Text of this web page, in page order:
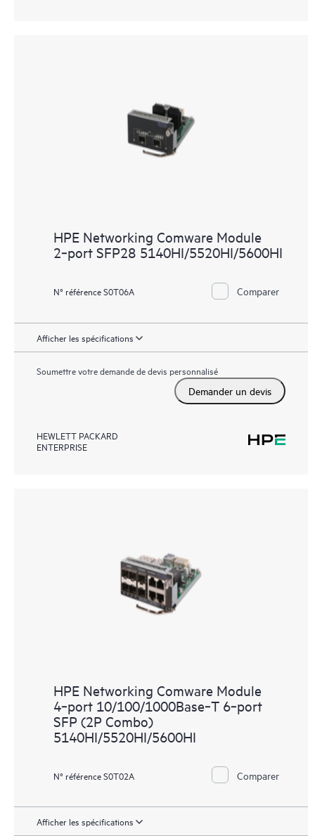
HPE Networking Comware Module
2‑port SFP28 5140HI/5520HI/5600HI
N° référence S0T06A Comparer
Afficher les spécifications
Soumettre votre demande de devis personnalisé
Demander un devis
HEWLETT PACKARD
ENTERPRISE
HPE Networking Comware Module
4‑port 10/100/1000Base‑T 6‑port
SFP (2P Combo)
5140HI/5520HI/5600HI
N° référence S0T02A Comparer
Afficher les spécifications